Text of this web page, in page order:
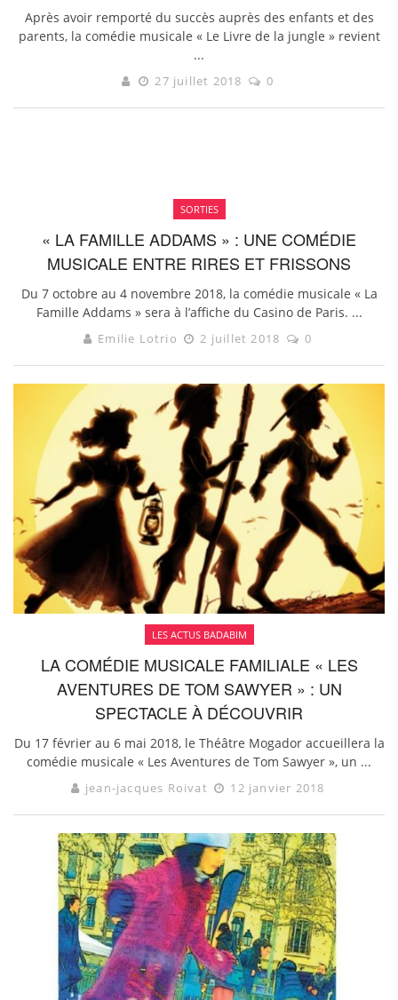
Après avoir remporté du succès auprès des enfants et des
parents, la comédie musicale « Le Livre de la jungle » revient
...
27 juillet 2018 0
SORTIES
« LA FAMILLE ADDAMS » : UNE COMÉDIE
MUSICALE ENTRE RIRES ET FRISSONS
Du 7 octobre au 4 novembre 2018, la comédie musicale « La
Famille Addams » sera à l’affiche du Casino de Paris. ...
Emilie Lotrio 2 juillet 2018 0
LES ACTUS BADABIM
LA COMÉDIE MUSICALE FAMILIALE « LES
AVENTURES DE TOM SAWYER » : UN
SPECTACLE À DÉCOUVRIR
Du 17 février au 6 mai 2018, le Théâtre Mogador accueillera la
comédie musicale « Les Aventures de Tom Sawyer », un ...
jean-jacques Roivat 12 janvier 2018